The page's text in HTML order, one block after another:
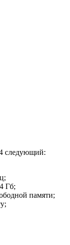
следующий:
Гб;
памяти;